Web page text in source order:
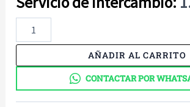
6140-
H026
AÑADIR AL CARRITO
CONTACTAR POR